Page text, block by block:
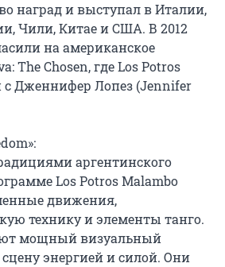
наград и выступал в Италии,
Чили, Китае и США. В 2012
на американское
The Chosen, где Los Potros
с Дженнифер Лопез (Jennifer
аргентинского
Los Potros Malambo
движения,
технику и элементы танго.
мощный визуальный
энергией и силой. Они